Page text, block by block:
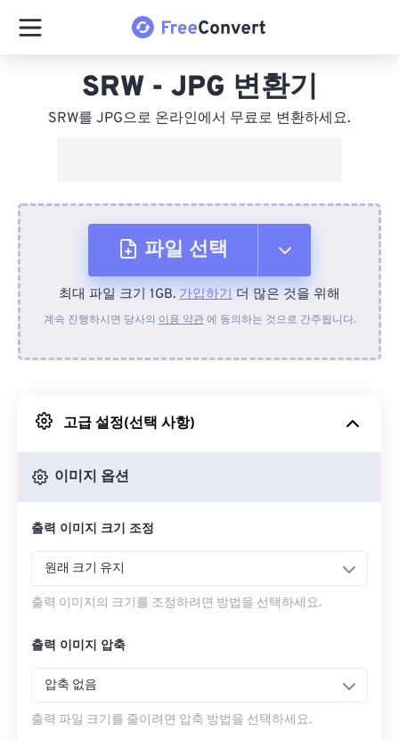
SRW - JPG 변환기
SRW를 JPG으로 온라인에서 무료로 변환하세요.
파일 선택
장치에서
Google 드라이브에서
최대 파일 크기 1GB. 가입하기 더 많은 것을 위해
계속 진행하시면 당사의 이용 약관에 동의하는 것으로 간주됩니다.
고급 설정(선택 사항)
이미지 옵션
출력 이미지 크기 조정
원래 크기 유지
출력 이미지의 크기를 조정하려면 방법을 선택하세요.
출력 이미지 압축
압축 없음
출력 파일 크기를 줄이려면 압축 방법을 선택하세요.